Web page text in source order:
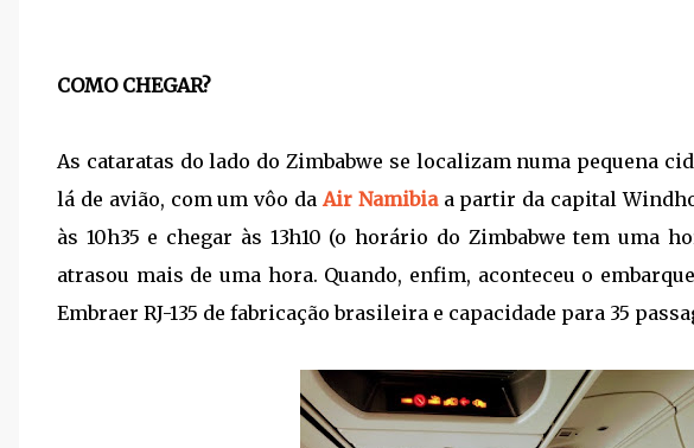
COMO CHEGAR?
As cataratas do lado do Zimbabwe se localizam numa pequena
lá de avião, com um vôo da Air Namibiaa partir da capital
às 10h35 e chegar às 13h10 (o horário do Zimbabwe tem uma
atrasou mais de uma hora. Quando, enfim, aconteceu o
Embraer RJ-135 de fabricação brasileira e capacidade para 35